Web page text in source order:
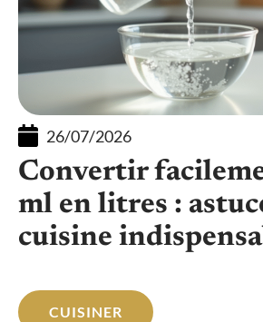
26/07/2026
Convertir
ml en litres :
cuisine
CUISINER